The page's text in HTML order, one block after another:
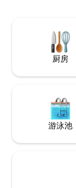
ERDING）30分钟
分钟车程即可到达
站。 谢绝 5 岁以
为他们准备相应设
厨房
游泳池